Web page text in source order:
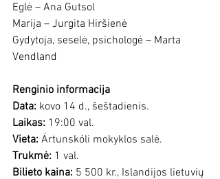
Eglė – Ana Gutsol
Marija – Jurgita Hiršienė
Gydytoja, seselė, psichologė – Marta
Vendland
Renginio informacija
Data: kovo 14 d., šeštadienis.
Laikas: 19:00 val.
Vieta: Ártunskóli mokyklos salė.
Trukmė: 1 val.
Bilieto kaina: 5 500 kr., Islandijos lietuvių